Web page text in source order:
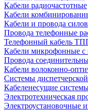
Кабели радиочастотные
Кабели
Кабели и провода
Провода телефонные
Телефонный кабель
Кабели микрофонные с
Провода
Кабели волоконно-
Системы диспетчерской
Кабеленесущие
Электротехническая
Электроустановочные